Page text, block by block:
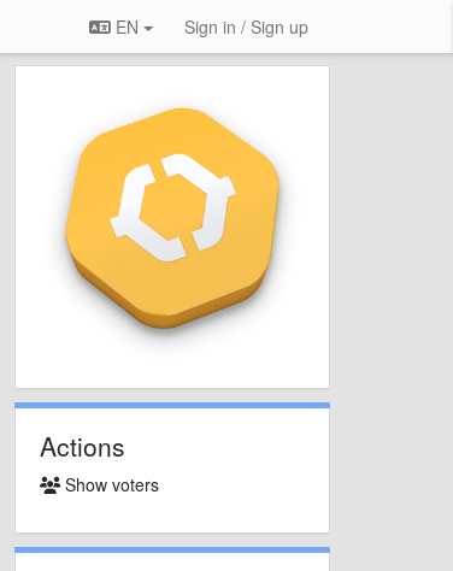
EN Sign in / Sign up
Actions
Show voters